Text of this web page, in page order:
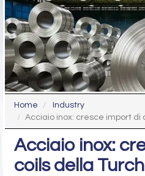
Home
Industry
Acciaio inox: cresce import di
Acciaio inox:
coils della